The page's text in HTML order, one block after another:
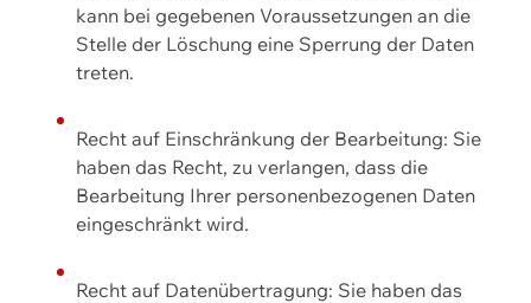
kann bei gegebenen Voraussetzungen an die
Stelle der Löschung eine Sperrung der Daten
treten.
Recht auf Einschränkung der Bearbeitung: Sie
haben das Recht, zu verlangen, dass die
Bearbeitung Ihrer personenbezogenen Daten
eingeschränkt wird.
Recht auf Datenübertragung: Sie haben das